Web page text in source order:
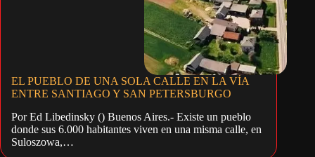
EL PUEBLO DE UNA SOLA CALLE EN LA VÍA
ENTRE SANTIAGO Y SAN PETERSBURGO
Por Ed Libedinsky () Buenos Aires.- Existe un pueblo
donde sus 6.000 habitantes viven en una misma calle, en
Suloszowa,…